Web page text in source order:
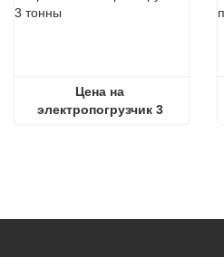
Цена на
электропогрузчик 3